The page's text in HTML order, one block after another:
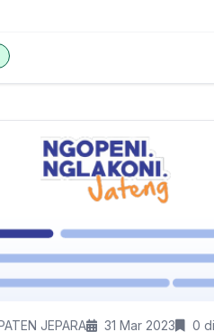
JEPARA 31 Mar 2023 0